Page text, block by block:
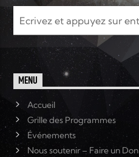
MENU
Accueil
Grille des Programmes
Événements
Nous soutenir – Faire un Don